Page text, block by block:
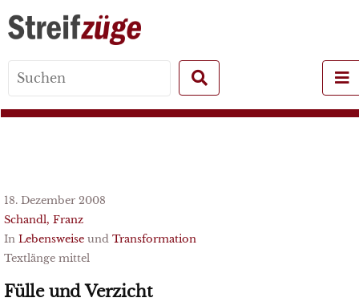
for:
18. Dezember 2008
Schandl, Franz
In Lebensweise und Transformation
Textlänge mittel
Fülle und Verzicht